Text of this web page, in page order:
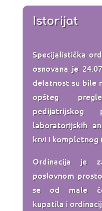
Istorijat
Specijalistička
osnovana je
delatnost su bile
opšteg
laboratorijskih
krvi i kompletnog
Ordinacija je
poslovnom
se od male
kupatila i